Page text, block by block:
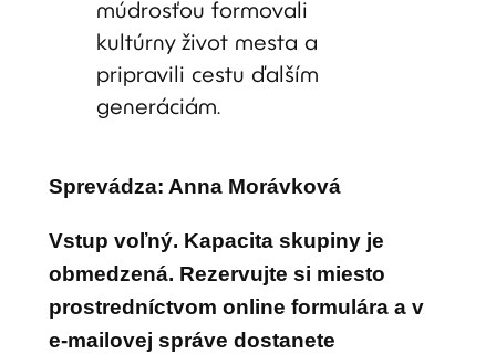
múdrosťou formovali
kultúrny život mesta a
pripravili cestu ďalším
generáciám.
Sprevádza: Anna Morávková
Vstup voľný. Kapacita skupiny je
obmedzená. Rezervujte si miesto
prostredníctvom online formulára a v
e-mailovej správe dostanete